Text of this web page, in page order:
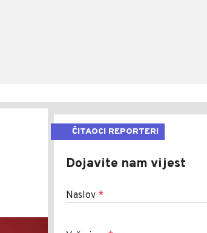
ČITAOCI REPORTERI
Dojavite nam vijest
Naslov *